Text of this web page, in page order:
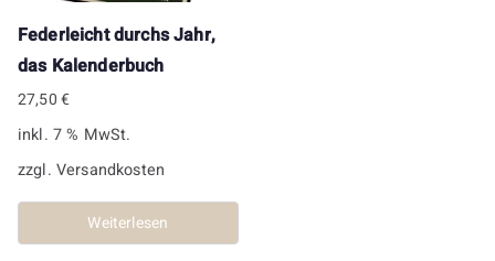
Federleicht durchs Jahr,
das Kalenderbuch
27,50€
inkl. 7 % MwSt.
zzgl. Versandkosten
Weiterlesen